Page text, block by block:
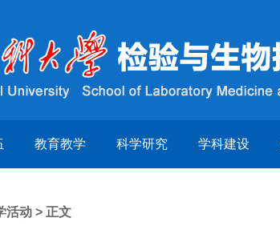
教育教学 科学研究 学科建设
活动 > 正文